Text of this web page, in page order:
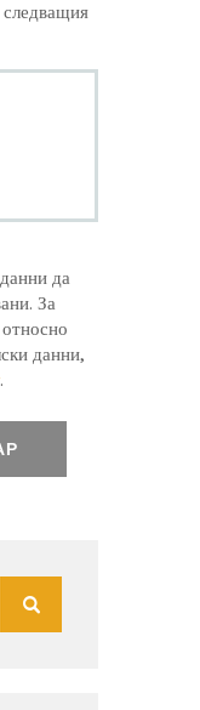
следващия
да
За
данни,
.